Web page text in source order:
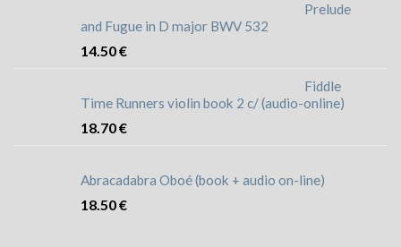
Prelude
and Fugue in D major BWV 532
14.50€
Fiddle
Time Runners violin book 2 c/ (audio-online)
18.70€
Abracadabra Oboé (book + audio on-line)
18.50€